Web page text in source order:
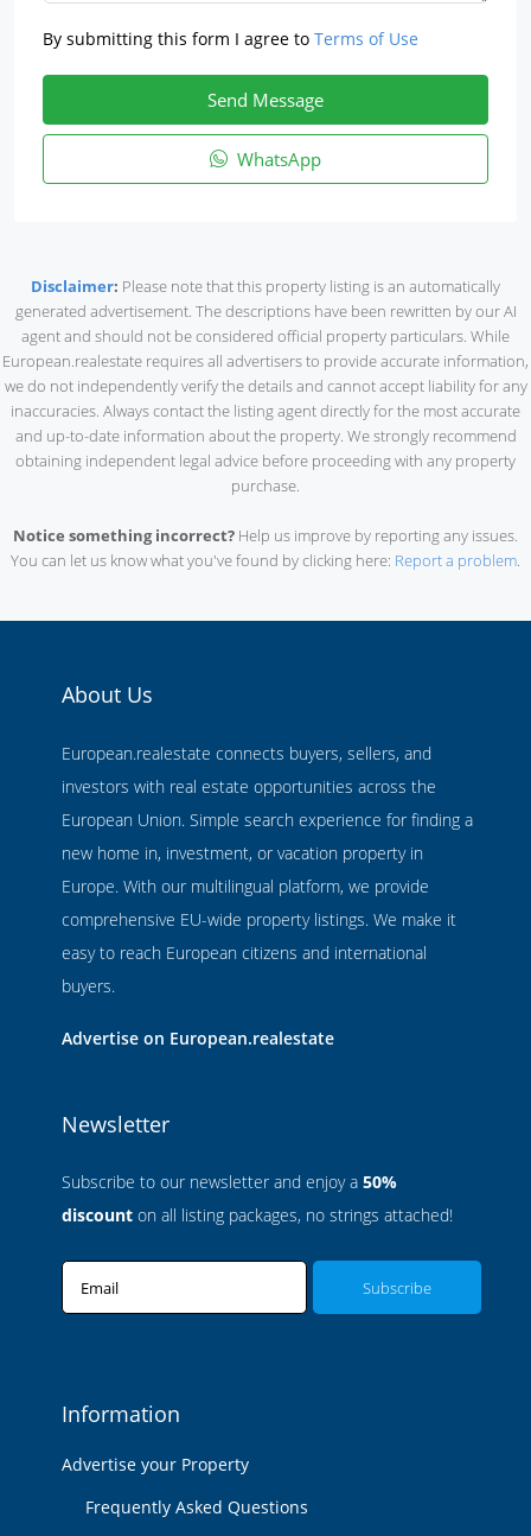
By submitting this form I agree to Terms of Use
Send Message
WhatsApp
Disclaimer: Please note that this property listing is an automatically
generated advertisement. The descriptions have been rewritten by our AI
agent and should not be considered official property particulars. While
European.realestate requires all advertisers to provide accurate information,
we do not independently verify the details and cannot accept liability for any
inaccuracies. Always contact the listing agent directly for the most accurate
and up-to-date information about the property. We strongly recommend
obtaining independent legal advice before proceeding with any property
purchase.
Notice something incorrect? Help us improve by reporting any issues.
You can let us know what you've found by clicking here: Report a problem.
About Us
European.realestate connects buyers, sellers, and
investors with real estate opportunities across the
European Union. Simple search experience for finding a
new home in, investment, or vacation property in
Europe. With our multilingual platform, we provide
comprehensive EU-wide property listings. We make it
easy to reach European citizens and international
buyers.
Advertise on European.realestate
Newsletter
Subscribe to our newsletter and enjoy a 50%
discount on all listing packages, no strings attached!
Email
Information
Advertise your Property
Frequently Asked Questions